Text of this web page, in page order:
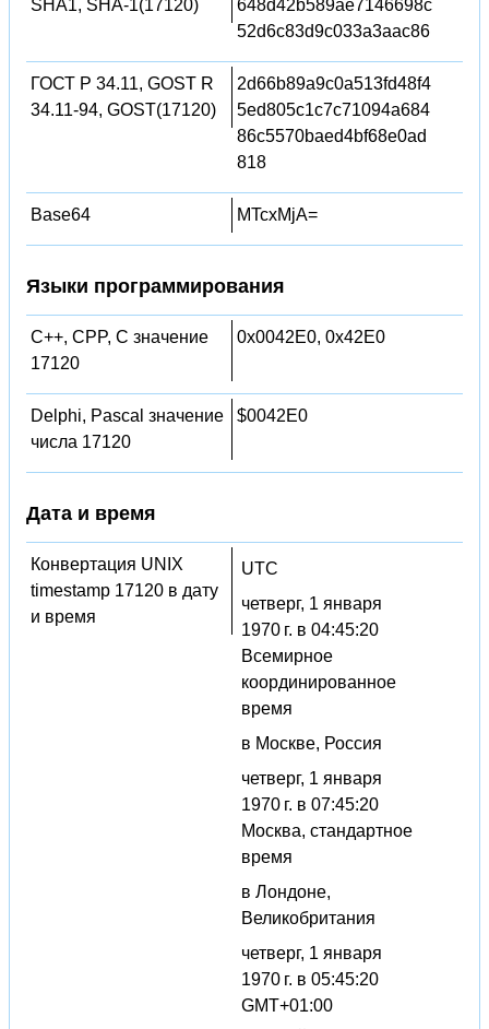
SHA1, SHA-1(17120)
648d42b589ae7146698c
52d6c83d9c033a3aac86
ГОСТ Р 34.11, GOST R
34.11-94, GOST(17120)
2d66b89a9c0a513fd48f4
5ed805c1c7c71094a684
86c5570baed4bf68e0ad
818
Base64 MTcxMjA=
Языки программирования
C++, CPP, C значение
17120
0x0042E0, 0x42E0
Delphi, Pascal значение
числа 17120
$0042E0
Дата и время
Конвертация UNIX
timestamp 17120 в дату
и время
UTC
четверг, 1 января
1970 г. в 04:45:20
Всемирное
координированное
время
в Москве, Россия
четверг, 1 января
1970 г. в 07:45:20
Москва, стандартное
время
в Лондоне,
Великобритания
четверг, 1 января
1970 г. в 05:45:20
GMT+01:00